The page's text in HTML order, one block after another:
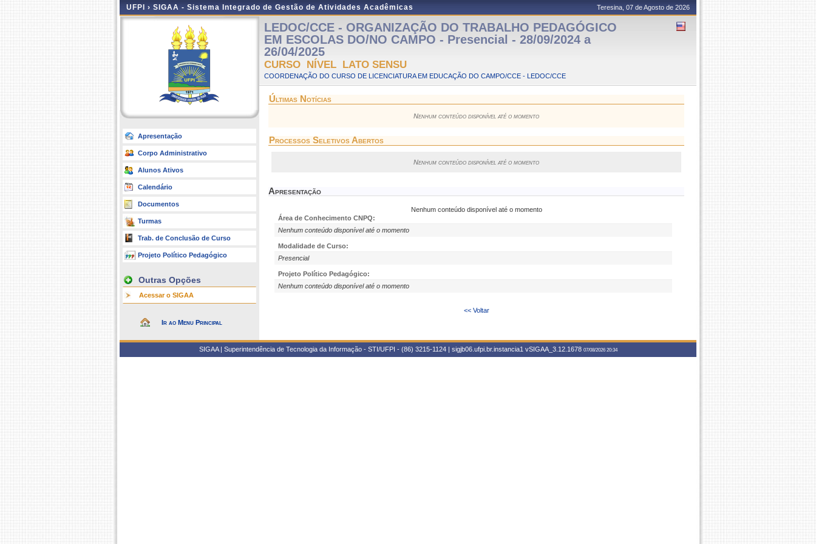
UFPI › SIGAA - Sistema Integrado de Gestão de Atividades Acadêmicas Teresina, 07 de Agosto de 2026
Apresentação
Corpo Administrativo
Alunos Ativos
Calendário
Documentos
Turmas
Trab. de Conclusão de Curso
Projeto Político Pedagógico
Outras Opções
Acessar o SIGAA
Ir ao Menu Principal
LEDOC/CCE - ORGANIZAÇÃO DO TRABALHO PEDAGÓGICO
EM ESCOLAS DO/NO CAMPO - Presencial - 28/09/2024 a
26/04/2025
CURSO NÍVEL LATO SENSU
COORDENAÇÃO DO CURSO DE LICENCIATURA EM EDUCAÇÃO DO CAMPO/CCE - LEDOC/CCE
Últimas Notícias
Nenhum conteúdo disponível até o momento
Processos Seletivos Abertos
Nenhum conteúdo disponível até o momento
Apresentação
Nenhum conteúdo disponível até o momento
Área de Conhecimento CNPQ:
Nenhum conteúdo disponível até o momento
Modalidade de Curso:
Presencial
Projeto Político Pedagógico:
Nenhum conteúdo disponível até o momento
<< Voltar
SIGAA | Superintendência de Tecnologia da Informação - STI/UFPI - (86) 3215-1124 | sigjb06.ufpi.br.instancia1 vSIGAA_3.12.1678 07/08/2026 20:34